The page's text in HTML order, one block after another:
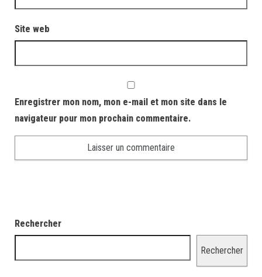
Site web
Enregistrer mon nom, mon e-mail et mon site dans le
navigateur pour mon prochain commentaire.
Rechercher
Rechercher